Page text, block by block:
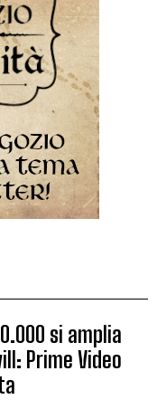
si amplia
Prime Video